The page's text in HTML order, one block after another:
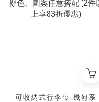
可收納式行李帶-幾何系